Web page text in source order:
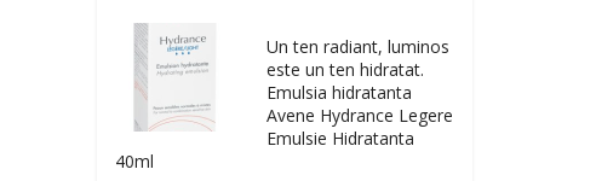
Un ten radiant, luminos
este un ten hidratat.
Emulsia hidratanta
Avene Hydrance Legere
Emulsie Hidratanta
40ml